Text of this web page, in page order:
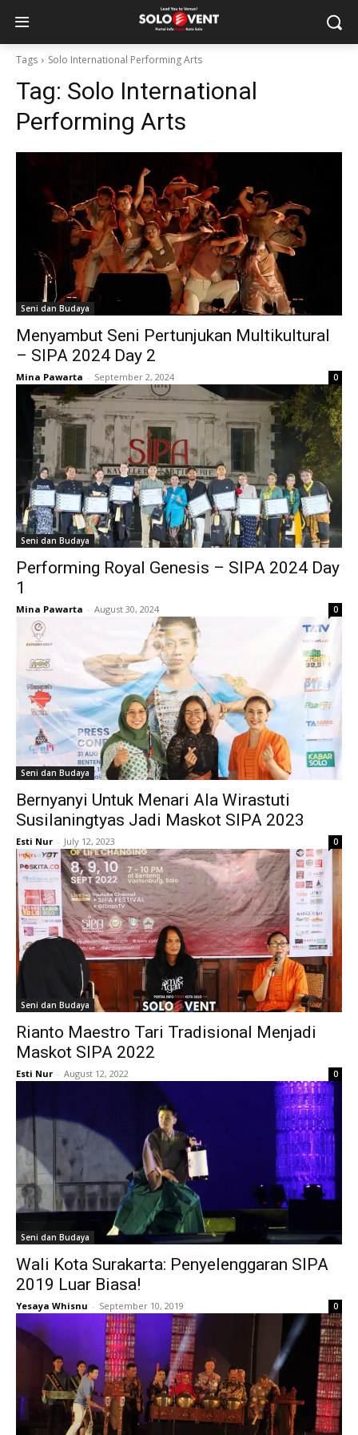
Tags Solo International Performing Arts
Tag: Solo International
Performing Arts
Seni dan Budaya
Menyambut Seni Pertunjukan Multikultural
– SIPA 2024 Day 2
Mina Pawarta - September 2, 2024 0
Seni dan Budaya
Performing Royal Genesis – SIPA 2024 Day
1
Mina Pawarta - August 30, 2024 0
Seni dan Budaya
Bernyanyi Untuk Menari Ala Wirastuti
Susilaningtyas Jadi Maskot SIPA 2023
Esti Nur - July 12, 2023 0
Seni dan Budaya
Rianto Maestro Tari Tradisional Menjadi
Maskot SIPA 2022
Esti Nur - August 12, 2022 0
Seni dan Budaya
Wali Kota Surakarta: Penyelenggaran SIPA
2019 Luar Biasa!
Yesaya Whisnu - September 10, 2019 0